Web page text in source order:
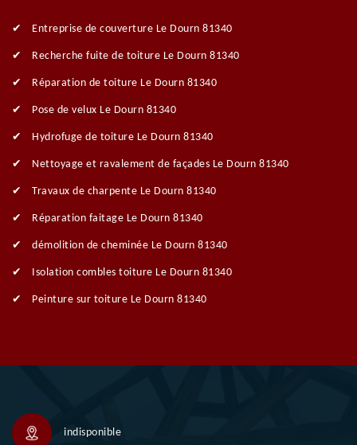
Entreprise de couverture Le Dourn 81340
Recherche fuite de toiture Le Dourn 81340
Réparation de toiture Le Dourn 81340
Pose de velux Le Dourn 81340
Hydrofuge de toiture Le Dourn 81340
Nettoyage et ravalement de façades Le Dourn 81340
Travaux de charpente Le Dourn 81340
Réparation faitage Le Dourn 81340
démolition de cheminée Le Dourn 81340
Isolation combles toiture Le Dourn 81340
Peinture sur toiture Le Dourn 81340
indisponible